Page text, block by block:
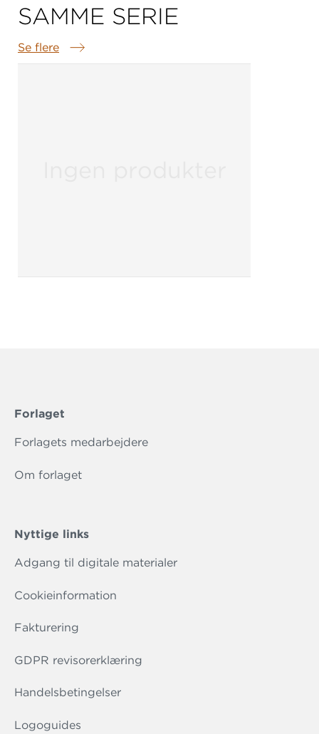
SAMME SERIE
Se flere
Samme serie
Forlaget
Forlagets medarbejdere
Om forlaget
Nyttige links
Adgang til digitale materialer
Cookieinformation
Fakturering
GDPR revisorerklæring
Handelsbetingelser
Logoguides